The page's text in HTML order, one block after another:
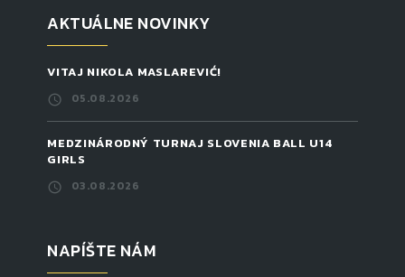
AKTUÁLNE NOVINKY
VITAJ NIKOLA MASLAREVIĆ!
05.08.2026
MEDZINÁRODNÝ TURNAJ SLOVENIA BALL U14
GIRLS
03.08.2026
NAPÍŠTE NÁM